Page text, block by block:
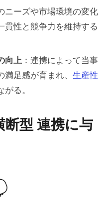
スムーズな連携
ドオフの重要性
るためのベストプ
ームのためのヒ
コラボレーショ
ニーズや市場環境の変化
貫性と競争力を維持する
向上 ：連携によって当事
足感が育まれ、 生産性
る。
断型 連携に与